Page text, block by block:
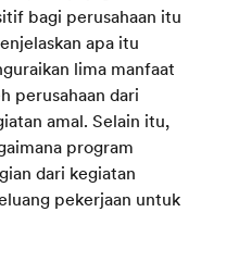
bagi perusahaan itu
apa itu
lima manfaat
perusahaan dari
amal. Selain itu,
program
dari kegiatan
pekerjaan untuk